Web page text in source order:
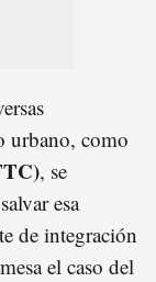
urbano, como
, se
esa
de integración
el caso del